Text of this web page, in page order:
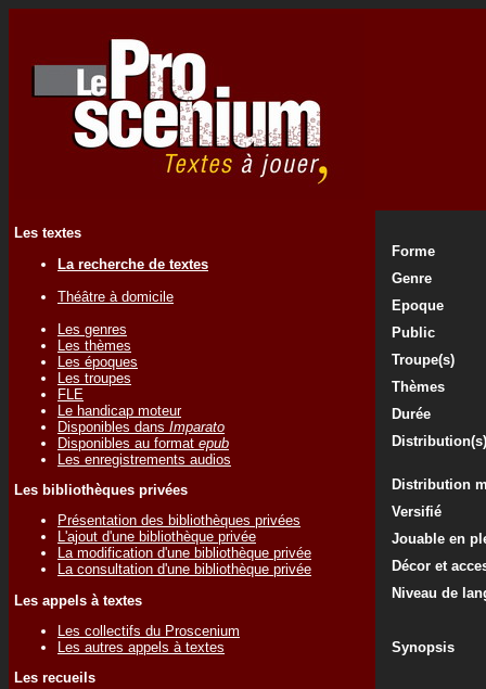
Les textes
La recherche de textes
Théâtre à domicile
Les genres
Les thèmes
Les époques
Les troupes
FLE
Le handicap moteur
Disponibles dans Imparato
Disponibles au format epub
Les enregistrements audios
Les bibliothèques privées
Présentation des bibliothèques privées
L'ajout d'une bibliothèque privée
La modification d'une bibliothèque privée
La consultation d'une bibliothèque privée
Les appels à textes
Les collectifs du Proscenium
Les autres appels à textes
Les recueils
Forme
Genre
Epoque
Public
Troupe(s)
Thèmes
Durée
Distribution(s)
Distribution
Versifié
Jouable en
Décor et
Niveau de
Synopsis